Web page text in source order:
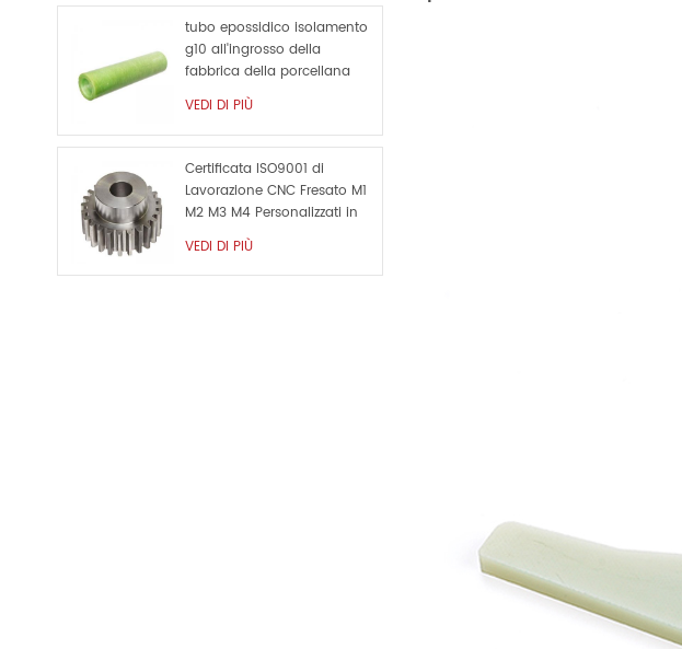
tubo epossidico isolamento
g10 all'ingrosso della
fabbrica della porcellana
VEDI DI PIÙ
Certificata ISO9001 di
Lavorazione CNC Fresato M1
M2 M3 M4 Personalizzati in
Metallo di Ricambio
VEDI DI PIÙ